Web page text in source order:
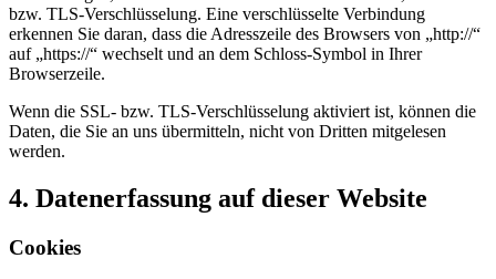
bzw. TLS-Verschlüsselung. Eine verschlüsselte Verbindung
erkennen Sie daran, dass die Adresszeile des Browsers von „http://“
auf „https://“ wechselt und an dem Schloss-Symbol in Ihrer
Browserzeile.
Wenn die SSL- bzw. TLS-Verschlüsselung aktiviert ist, können die
Daten, die Sie an uns übermitteln, nicht von Dritten mitgelesen
werden.
4. Datenerfassung auf dieser Website
Cookies